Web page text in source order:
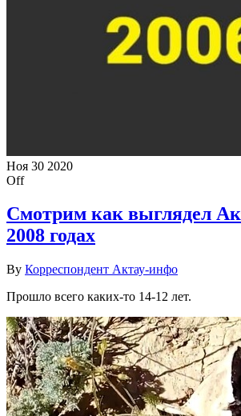
Ноя 30 2020
Off
Смотрим как выглядел
2008 годах
By Корреспондент Актау-инфо
Прошло всего каких-то 14-12 лет.